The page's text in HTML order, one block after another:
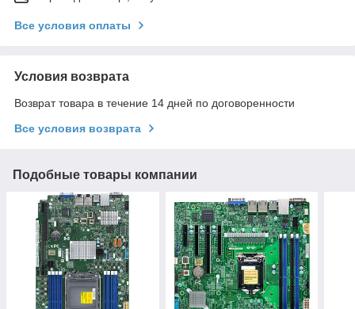
Все условия оплаты
Условия возврата
Возврат товара в течение 14 дней по договоренности
Все условия возврата
Подобные товары компании